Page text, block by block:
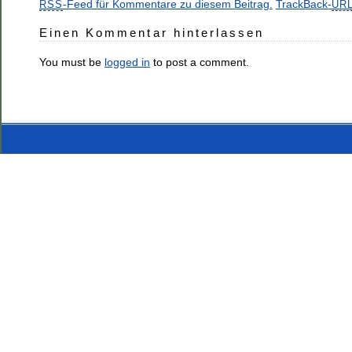
RSS-Feed für Kommentare zu diesem Beitrag. TrackBack-URL
Einen Kommentar hinterlassen
You must be logged in to post a comment.